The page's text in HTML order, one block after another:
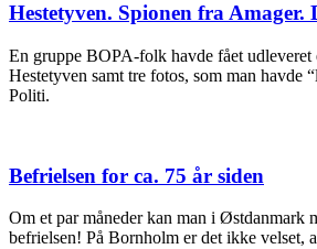
Hestetyven. Spionen fra Amager.
En gruppe BOPA-folk havde fået udleveret
Hestetyven samt tre fotos, som man havde
Politi.
Befrielsen for ca. 75 år siden
Om et par måneder kan man i Østdanmark
befrielsen! På Bornholm er det ikke velset,